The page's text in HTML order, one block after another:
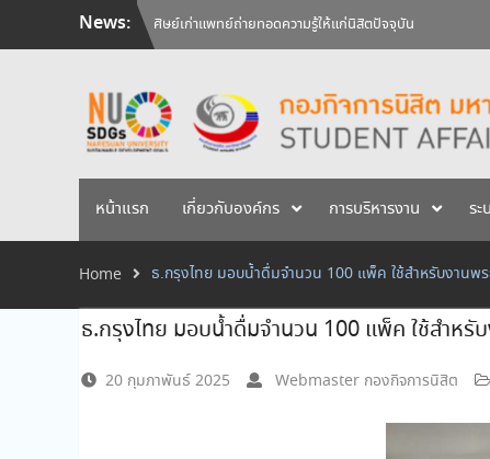
News:
ศิษย์เก่าแพทย์ถ่ายทอดความรู้ให้แก่นิสิตปัจจุบัน
วันคล้ายวันสถาปนามหาวิทยาลัยนเรศวร ครบรอบ 36 ปี 29 ก
หน้าแรก เกี่ยวกับองค์กร การบริหารงาน ร
Home ธ.กรุงไทย มอบน้ำดื่มจำนวน 100 แพ็ค ใช้สำหรับงาน
ธ.กรุงไทย มอบน้ำดื่มจำนวน 100 แพ็ค ใช้สำห
20 กุมภาพันธ์ 2025 Webmaster กองกิจการนิสิต